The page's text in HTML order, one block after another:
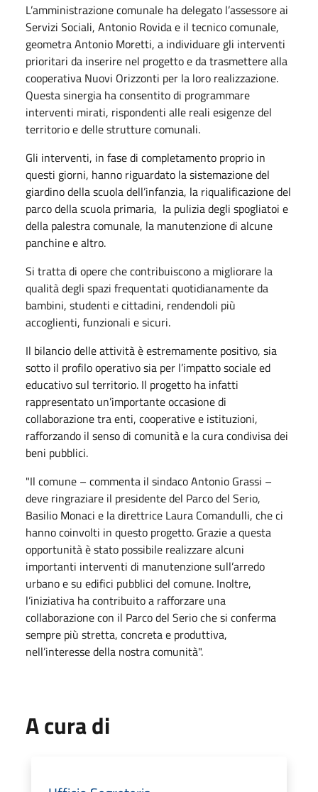
L’amministrazione comunale ha delegato l’assessore ai
Servizi Sociali, Antonio Rovida e il tecnico comunale,
geometra Antonio Moretti, a individuare gli interventi
prioritari da inserire nel progetto e da trasmettere alla
cooperativa Nuovi Orizzonti per la loro realizzazione.
Questa sinergia ha consentito di programmare
interventi mirati, rispondenti alle reali esigenze del
territorio e delle strutture comunali.
Gli interventi, in fase di completamento proprio in
questi giorni, hanno riguardato la sistemazione del
giardino della scuola dell’infanzia, la riqualificazione del
parco della scuola primaria, la pulizia degli spogliatoi e
della palestra comunale, la manutenzione di alcune
panchine e altro.
Si tratta di opere che contribuiscono a migliorare la
qualità degli spazi frequentati quotidianamente da
bambini, studenti e cittadini, rendendoli più
accoglienti, funzionali e sicuri.
Il bilancio delle attività è estremamente positivo, sia
sotto il profilo operativo sia per l’impatto sociale ed
educativo sul territorio. Il progetto ha infatti
rappresentato un’importante occasione di
collaborazione tra enti, cooperative e istituzioni,
rafforzando il senso di comunità e la cura condivisa dei
beni pubblici.
"Il comune – commenta il sindaco Antonio Grassi –
deve ringraziare il presidente del Parco del Serio,
Basilio Monaci e la direttrice Laura Comandulli, che ci
hanno coinvolti in questo progetto. Grazie a questa
opportunità è stato possibile realizzare alcuni
importanti interventi di manutenzione sull’arredo
urbano e su edifici pubblici del comune. Inoltre,
l’iniziativa ha contribuito a rafforzare una
collaborazione con il Parco del Serio che si conferma
sempre più stretta, concreta e produttiva,
nell’interesse della nostra comunità".
A cura di